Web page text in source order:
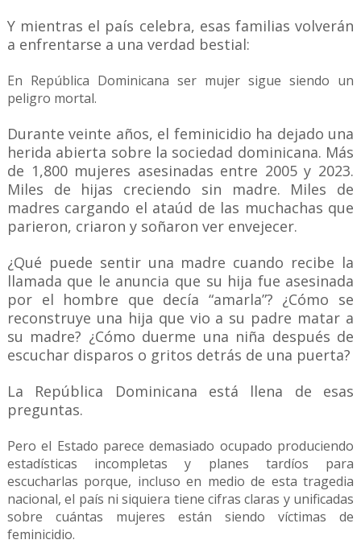
Y mientras el país celebra, esas familias volverán
a enfrentarse a una verdad bestial:
En República Dominicana ser mujer sigue siendo un
peligro mortal.
Durante veinte años, el feminicidio ha dejado una
herida abierta sobre la sociedad dominicana. Más
de 1,800 mujeres asesinadas entre 2005 y 2023.
Miles de hijas creciendo sin madre. Miles de
madres cargando el ataúd de las muchachas que
parieron, criaron y soñaron ver envejecer.
¿Qué puede sentir una madre cuando recibe la
llamada que le anuncia que su hija fue asesinada
por el hombre que decía “amarla”? ¿Cómo se
reconstruye una hija que vio a su padre matar a
su madre? ¿Cómo duerme una niña después de
escuchar disparos o gritos detrás de una puerta?
La República Dominicana está llena de esas
preguntas.
Pero el Estado parece demasiado ocupado produciendo
estadísticas incompletas y planes tardíos para
escucharlas porque, incluso en medio de esta tragedia
nacional, el país ni siquiera tiene cifras claras y unificadas
sobre cuántas mujeres están siendo víctimas de
feminicidio.